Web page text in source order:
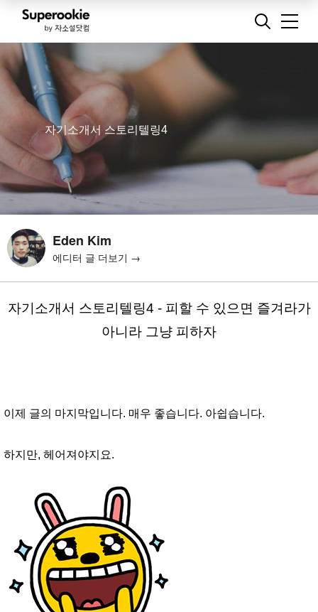
자기소개서 스토리텔링4
Eden Kim
에디터 글 더보기 →
자기소개서 스토리텔링4 - 피할 수 있으면 즐겨라가
아니라 그냥 피하자
이제 글의 마지막입니다. 매우 좋습니다. 아쉽습니다.
하지만, 헤어져야지요.